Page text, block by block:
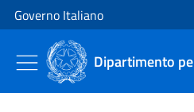
Vai al contenuto
Vai alla navigazione del sito
Governo Italiano
Dipartimento